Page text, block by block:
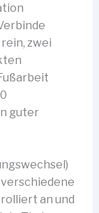
zwei
guter
an und